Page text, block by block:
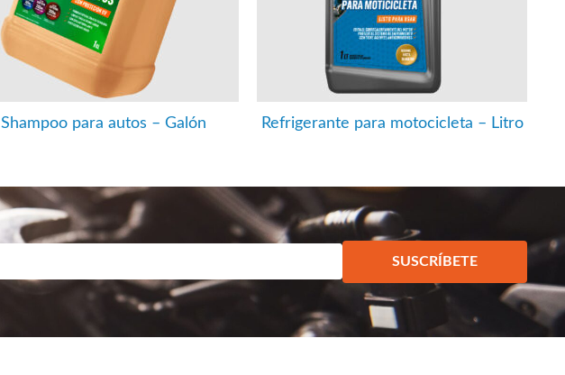
Shampoo para autos – Galón Refrigerante para motocicleta – Litro
SUSCRÍBETE